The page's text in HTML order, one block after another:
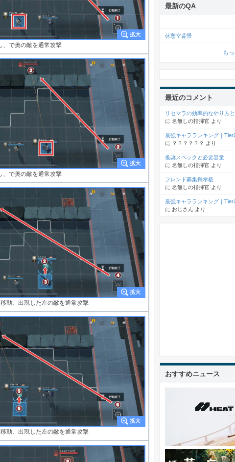
、で奥の敵を通常攻撃
、で奥の敵を通常攻撃
動、出現した左の敵を通常攻撃
動、出現した左の敵を通常攻撃
最新のQA
休憩室背景
も
最近のコメント
リセマラの効率的なやり方
に 名無しの指揮官 より
最強キャラランキング｜Tier
に ？？？？？？ より
推奨スペックと必要容量
に 名無しの指揮官 より
フレンド募集掲示板
に 名無しの指揮官 より
最強キャラランキング｜Tier
に おじさん より
おすすめニュース